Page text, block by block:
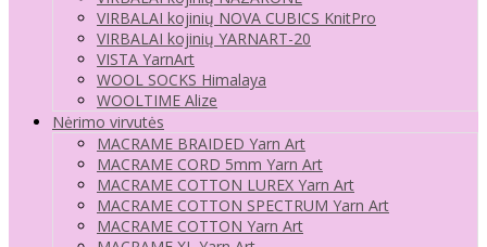
VIRBALAI kojinių NOVA CUBICS KnitPro
VIRBALAI kojinių YARNART-20
VISTA YarnArt
WOOL SOCKS Himalaya
WOOLTIME Alize
Nėrimo virvutės
MACRAME BRAIDED Yarn Art
MACRAME CORD 5mm Yarn Art
MACRAME COTTON LUREX Yarn Art
MACRAME COTTON SPECTRUM Yarn Art
MACRAME COTTON Yarn Art